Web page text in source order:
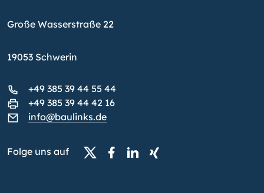
Große Wasserstraße 22
19053 Schwerin
+49 385 39 44 55 44
+49 385 39 44 42 16
info@baulinks.de
Folge uns auf